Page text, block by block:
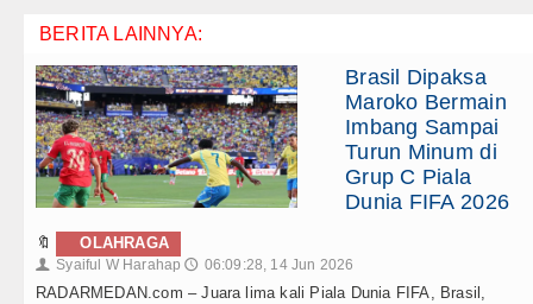
BERITA LAINNYA:
Brasil Dipaksa
Maroko Bermain
Imbang Sampai
Turun Minum di
Grup C Piala
Dunia FIFA 2026
🔖 OLAHRAGA
👤 Syaiful W Harahap 🕔 06:09:28, 14 Jun 2026
RADARMEDAN.com – Juara lima kali Piala Dunia FIFA, Brasil,